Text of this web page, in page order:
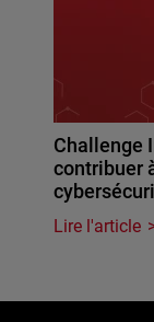
Challenge
contribuer
Lire l'article